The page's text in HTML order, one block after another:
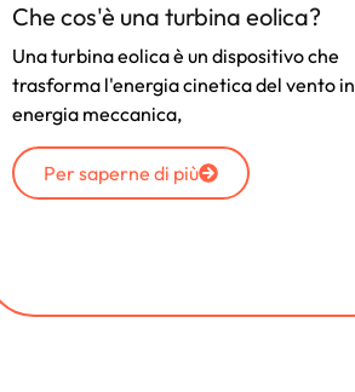
Che cos'è una turbina eolica?
Una turbina eolica è un dispositivo che
trasforma l'energia cinetica del vento in
energia meccanica,
Per saperne di più